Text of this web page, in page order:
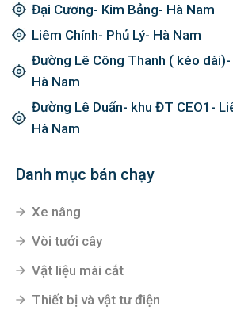
Đại Cương- Kim Bảng- Hà Nam
Liêm Chính- Phủ Lý- Hà Nam
Đường Lê Công Thanh ( kéo
Hà Nam
Đường Lê Duẩn- khu ĐT CEO1-
Hà Nam
Danh mục bán chạy
Xe nâng
Vòi tưới cây
Vật liệu mài cắt
Thiết bị và vật tư điện